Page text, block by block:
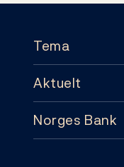
Tema
Tema
Pengepolitikk
Aktuelt
Aktuelt
Norges Bank